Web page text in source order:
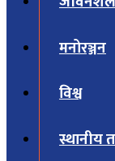
मनोरञ्जन
विश्व
स्थानीय